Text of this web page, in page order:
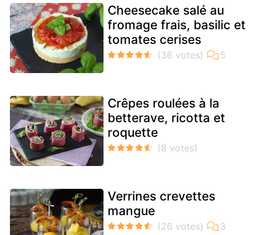
Cheesecake salé au
fromage frais, basilic et
tomates cerises
Crêpes roulées à la
betterave, ricotta et
roquette
Verrines crevettes
mangue